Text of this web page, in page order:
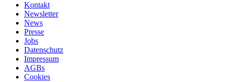
Kontakt
Newsletter
News
Presse
Jobs
Datenschutz
Impressum
AGBs
Cookies